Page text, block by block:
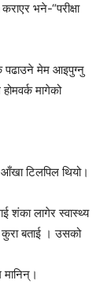
भने-“परीक्षा
पढाउने मेम आइपुग्नु
मागेको
टिलपिल थियो।
शंका लागेर स्वास्थ्य
बताई । उसको